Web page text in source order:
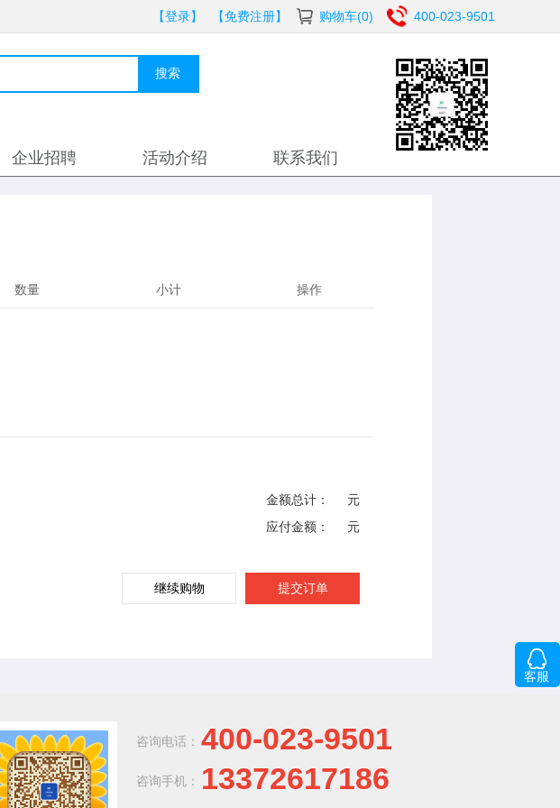
400-023-9501
购物车(0)
【免费注册】
【登录】
搜索
企业招聘 活动介绍 联系我们
数量 小计 操作
金额总计：
元
应付金额：
元
提交订单
继续购物
咨询电话： 400-023-9501
咨询手机：
13372617186
客服